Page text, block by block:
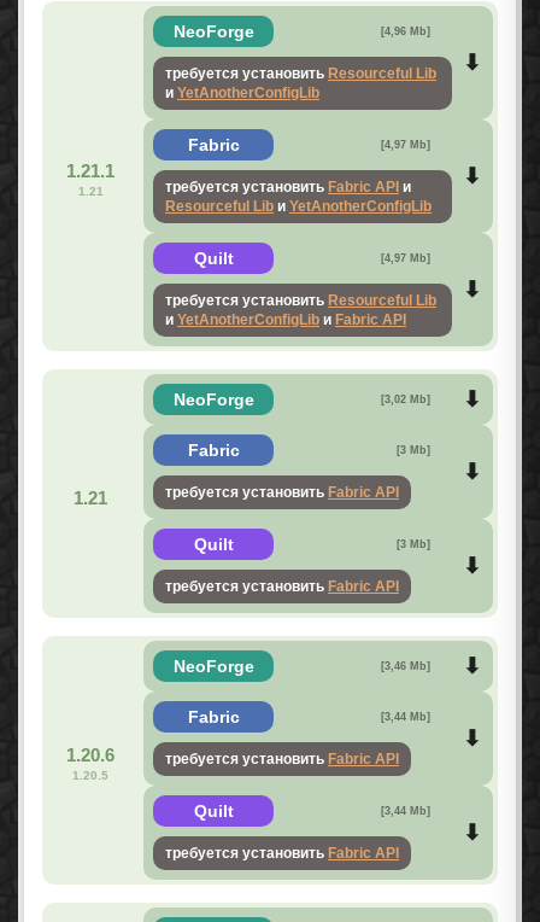
1.21.1
1.21
NeoForge [4,96 Mb]
требуется установить Resourceful Lib
и YetAnotherConfigLib
Fabric [4,97 Mb]
требуется установить Fabric API и
Resourceful Lib и YetAnotherConfigLib
Quilt [4,97 Mb]
требуется установить Resourceful Lib
и YetAnotherConfigLib и Fabric API
1.21
NeoForge [3,02 Mb]
Fabric [3 Mb]
требуется установить Fabric API
Quilt [3 Mb]
требуется установить Fabric API
1.20.6
1.20.5
NeoForge [3,46 Mb]
Fabric [3,44 Mb]
требуется установить Fabric API
Quilt [3,44 Mb]
требуется установить Fabric API